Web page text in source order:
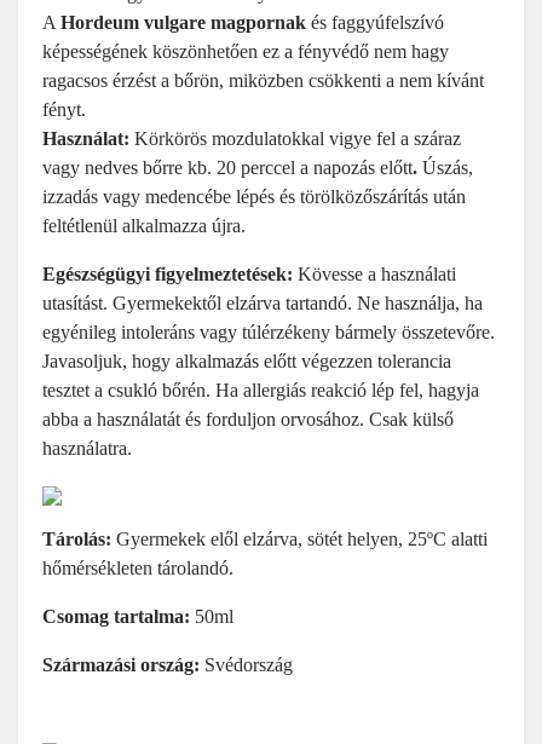
A Hordeum vulgare magpornak és faggyúfelszívó
képességének köszönhetően ez a fényvédő nem hagy
ragacsos érzést a bőrön, miközben csökkenti a nem kívánt
fényt.
Használat: Körkörös mozdulatokkal vigye fel a száraz
vagy nedves bőrre kb. 20 perccel a napozás előtt. Úszás,
izzadás vagy medencébe lépés és törölközőszárítás után
feltétlenül alkalmazza újra.
Egészségügyi figyelmeztetések: Kövesse a használati
utasítást. Gyermekektől elzárva tartandó. Ne használja, ha
egyénileg intoleráns vagy túlérzékeny bármely összetevőre.
Javasoljuk, hogy alkalmazás előtt végezzen tolerancia
tesztet a csukló bőrén. Ha allergiás reakció lép fel, hagyja
abba a használatát és forduljon orvosához. Csak külső
használatra.
Tárolás: Gyermekek elől elzárva, sötét helyen, 25ºC alatti
hőmérsékleten tárolandó.
Csomag tartalma: 50ml
Származási ország: Svédország